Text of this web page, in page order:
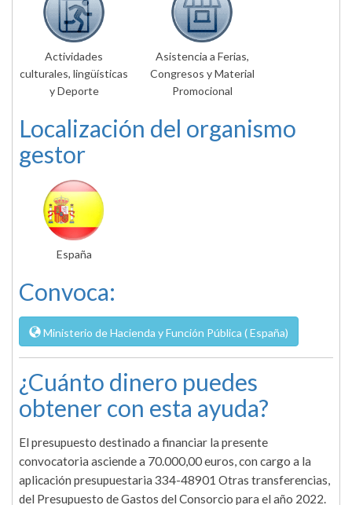
Actividades
culturales, lingüísticas
y Deporte
Asistencia a Ferias,
Congresos y Material
Promocional
Localización del organismo
gestor
España
Convoca:
Ministerio de Hacienda y Función Pública ( España)
¿Cuánto dinero puedes
obtener con esta ayuda?
El presupuesto destinado a financiar la presente
convocatoria asciende a 70.000,00 euros, con cargo a la
aplicación presupuestaria 334-48901 Otras transferencias,
del Presupuesto de Gastos del Consorcio para el año 2022.